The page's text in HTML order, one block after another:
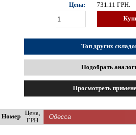
Цена:
731.11 ГРН.
Топ других
Подобрать
Просмотреть
Номер
Цена,
ГРН